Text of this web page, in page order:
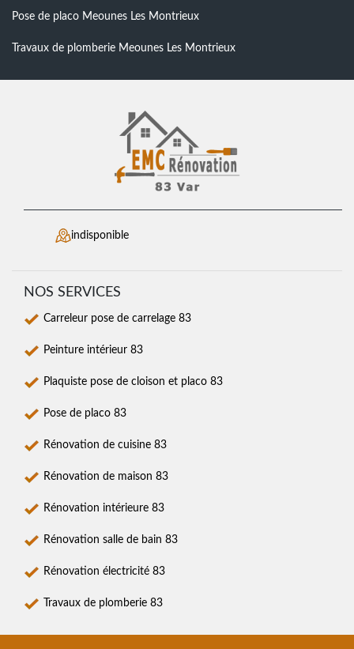
Pose de placo Meounes Les Montrieux
Travaux de plomberie Meounes Les Montrieux
indisponible
NOS SERVICES
Carreleur pose de carrelage 83
Peinture intérieur 83
Plaquiste pose de cloison et placo 83
Pose de placo 83
Rénovation de cuisine 83
Rénovation de maison 83
Rénovation intérieure 83
Rénovation salle de bain 83
Rénovation électricité 83
Travaux de plomberie 83